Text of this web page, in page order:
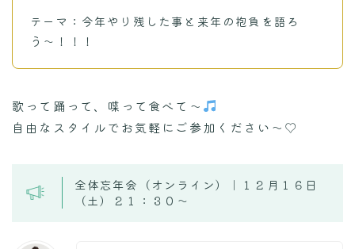
テーマ：今年やり残した事と来年の抱負を語ろ
う〜！！！
歌って踊って、喋って食べて〜
自由なスタイルでお気軽にご参加ください〜♡
全体忘年会（オンライン）｜１２月１６日
（土）２１：３０〜